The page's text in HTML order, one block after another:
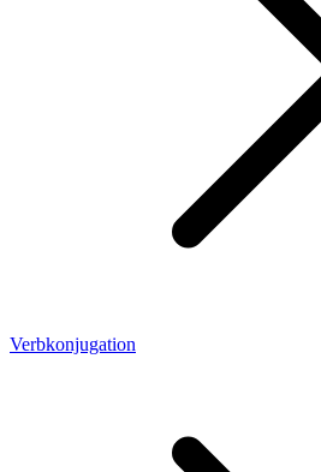
Verbkonjugation